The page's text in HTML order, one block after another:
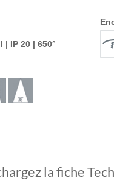
| IP 20 | 650°
la fiche